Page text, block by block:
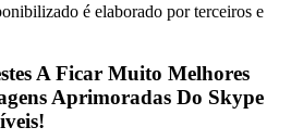
é elaborado por terceiros e
A Ficar Muito Melhores
Aprimoradas Do Skype